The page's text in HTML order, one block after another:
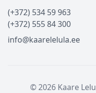
(+372) 534 59 963
(+372) 555 84 300
info@kaarelelula.ee
© 2026 Kaare